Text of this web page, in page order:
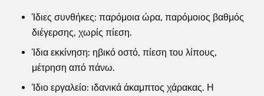
Ίδιες συνθήκες: παρόμοια ώρα, παρόμοιος βαθμός
διέγερσης, χωρίς πίεση.
Ίδια εκκίνηση: ηβικό οστό, πίεση του λίπους,
μέτρηση από πάνω.
Ίδιο εργαλείο: ιδανικά άκαμπτος χάρακας. Η